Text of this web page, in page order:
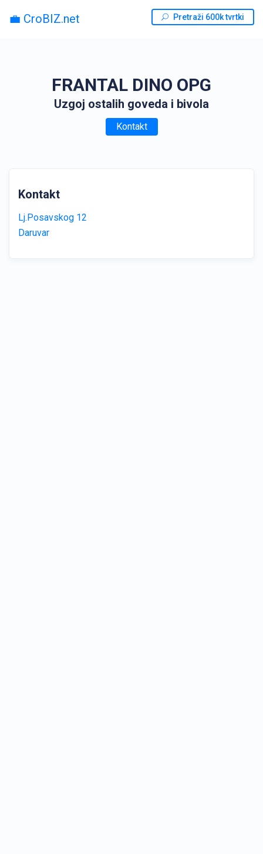
💼 CroBIZ.net Pretraži 600k tvrtki
FRANTAL DINO OPG
Uzgoj ostalih goveda i bivola
Kontakt
Kontakt
Lj.Posavskog 12
Daruvar